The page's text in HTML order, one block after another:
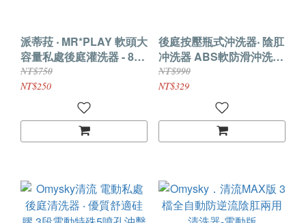
派蒂菈 ‧ MR*PLAY 軟頭大
容量私處後庭灌洗器 - 8孔
出水噴射深層潔淨
NT$750
NT$250
後庭按壓瓶式沖洗器‧ 陰肛
冲洗器 ABS軟防滑沖洗頭
(大600ml)
NT$990
NT$329